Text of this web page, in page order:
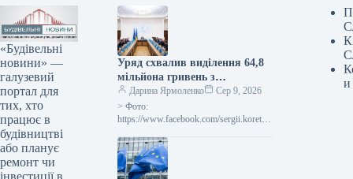
«Будівельні
новини» —
галузевий
портал для
тих, хто
працює в
будівництві
або планує
ремонт чи
Уряд схвалив виділення 64,8
мільйона гривень з
державного бюджету для
відновлювальних робіт та
подолання наслідків війни.
Дарина Ярмоленко
Сер 9, 2026
> Фото:
https://www.facebook.com/sergii.koretsk
виділення коштів, запланованих у
державному бюджеті на 2026 рік для
фінансування регіональної політики,
и